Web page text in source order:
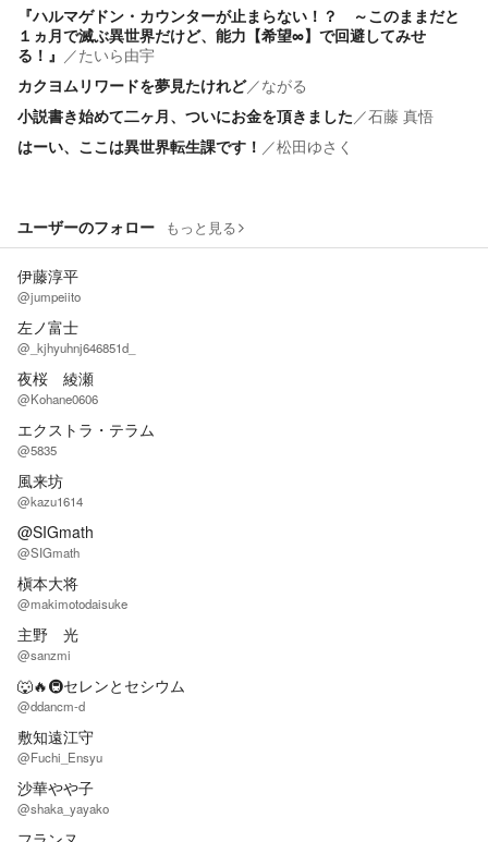
『ハルマゲドン・カウンターが止まらない！？ ～このままだと
１ヵ月で滅ぶ異世界だけど、能力【希望∞】で回避してみせ
る！』 ／たいら由宇
カクヨムリワードを夢見たけれど／ながる
小説書き始めて二ヶ月、ついにお金を頂きました／石藤 真悟
はーい、ここは異世界転生課です！ ／松田ゆさく
ユーザーのフォロー もっと見る
伊藤淳平
@jumpeiito
左ノ富士
@_kjhyuhnj646851d_
夜桜 綾瀬
@Kohane0606
エクストラ・テラム
@5835
風来坊
@kazu1614
@SIGmath
@SIGmath
槇本大将
@makimotodaisuke
主野 光
@sanzmi
🐺🔥🚇セレンとセシウム
@ddancm-d
敷知遠江守
@Fuchi_Ensyu
沙華やや子
@shaka_yayako